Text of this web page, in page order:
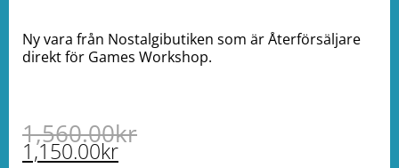
Ny vara från Nostalgibutiken som är Återförsäljare
direkt för Games Workshop.
1,560.00kr
1,150.00kr